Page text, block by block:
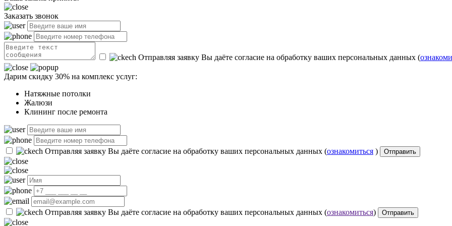
Заказать звонок
Отправляя заявку Вы даёте согласие на обработку ваших персональных данных (
Дарим скидку 30% на комплекс услуг:
Натяжные потолки
Жалюзи
Клининг после ремонта
Отправляя заявку Вы даёте согласие на обработку ваших персональных данных (ознакомиться ) Отправить
Отправляя заявку Вы даёте согласие на обработку ваших персональных данных (ознакомиться) Отправить